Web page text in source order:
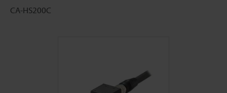
CA-HS200C